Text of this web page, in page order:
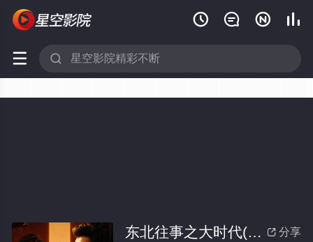
   
 
 分享
东北往事之大时代(全集)